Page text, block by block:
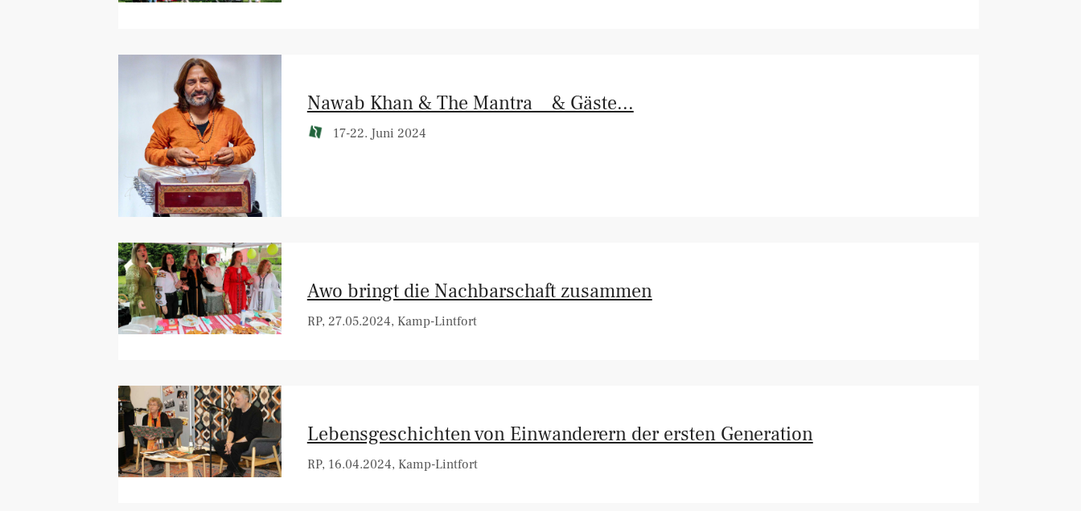
Nawab Khan & The Mantra _ & Gäste...
17-22. Juni 2024
Awo bringt die Nachbarschaft zusammen
RP, 27.05.2024, Kamp-Lintfort
Lebensgeschichten von Einwanderern der ersten Generation
RP, 16.04.2024, Kamp-Lintfort